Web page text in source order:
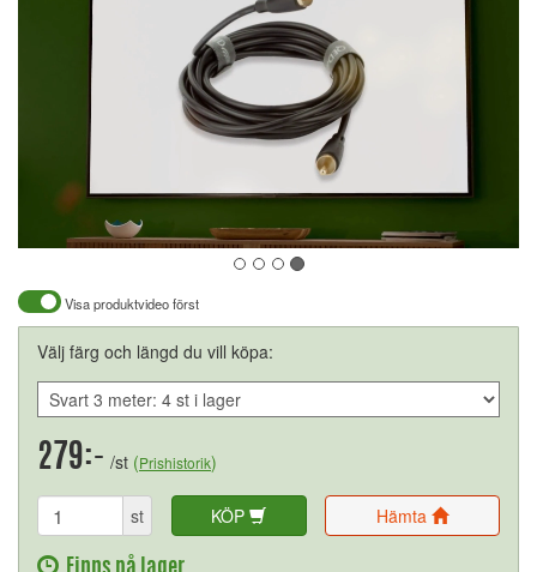
Visa produktvideo först
Välj färg och längd du vill köpa:
279:- /st (Prishistorik)
st KÖP Hämta